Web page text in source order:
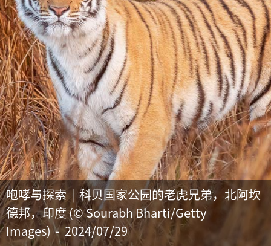
咆哮与探索 | 科贝国家公园的老虎兄弟，北阿坎
德邦，印度 (© Sourabh Bharti/Getty
Images) - 2024/07/29